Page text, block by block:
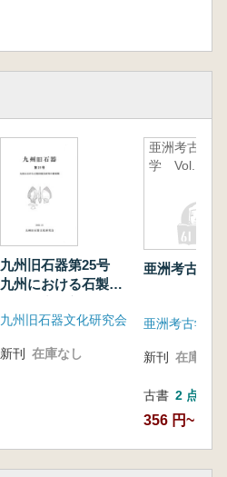
九州旧石器第25号
九州における石製狩
九州旧石器文化研究会
新刊 在庫なし
亜洲考古
学 Vol.1
亜洲考古学
亜洲考古学研
新刊 在庫なし
古書 2 点
356 円~